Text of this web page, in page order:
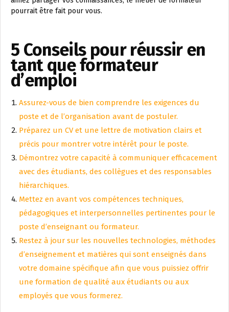
pourrait être fait pour vous.
5 Conseils pour réussir en
tant que formateur
d’emploi
Assurez-vous de bien comprendre les exigences du
poste et de l’organisation avant de postuler.
Préparez un CV et une lettre de motivation clairs et
précis pour montrer votre intérêt pour le poste.
Démontrez votre capacité à communiquer efficacement
avec des étudiants, des collègues et des responsables
hiérarchiques.
Mettez en avant vos compétences techniques,
pédagogiques et interpersonnelles pertinentes pour le
poste d’enseignant ou formateur.
Restez à jour sur les nouvelles technologies, méthodes
d’enseignement et matières qui sont enseignés dans
votre domaine spécifique afin que vous puissiez offrir
une formation de qualité aux étudiants ou aux
employés que vous formerez.